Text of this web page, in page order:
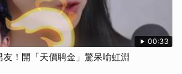
00:33
！開「天價聘金」驚呆喻虹淵